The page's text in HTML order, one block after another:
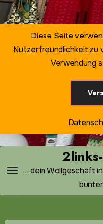
Zum
Inhalt
… dein Wollgeschäft
Diese Seite
Nutzerfreundlichkeit zu
Verwendung